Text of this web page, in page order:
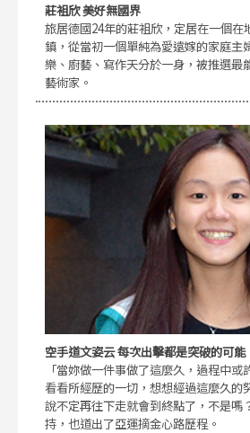
莊袓欣 美好無國界
旅居德國24年的莊袓欣，定居在一個在
鎮，從當初一個單純為愛遠嫁的家庭主
樂、廚藝、寫作天分於一身，被推選最
藝術家。
空手道文姿云 每次出擊都是突破的可能
「當妳做一件事做了這麼久，過程中或
看看所經歷的一切，想想經過這麼久的
說不定再往下走就會到終點了，不是嗎
持，也道出了亞運摘金心路歷程。